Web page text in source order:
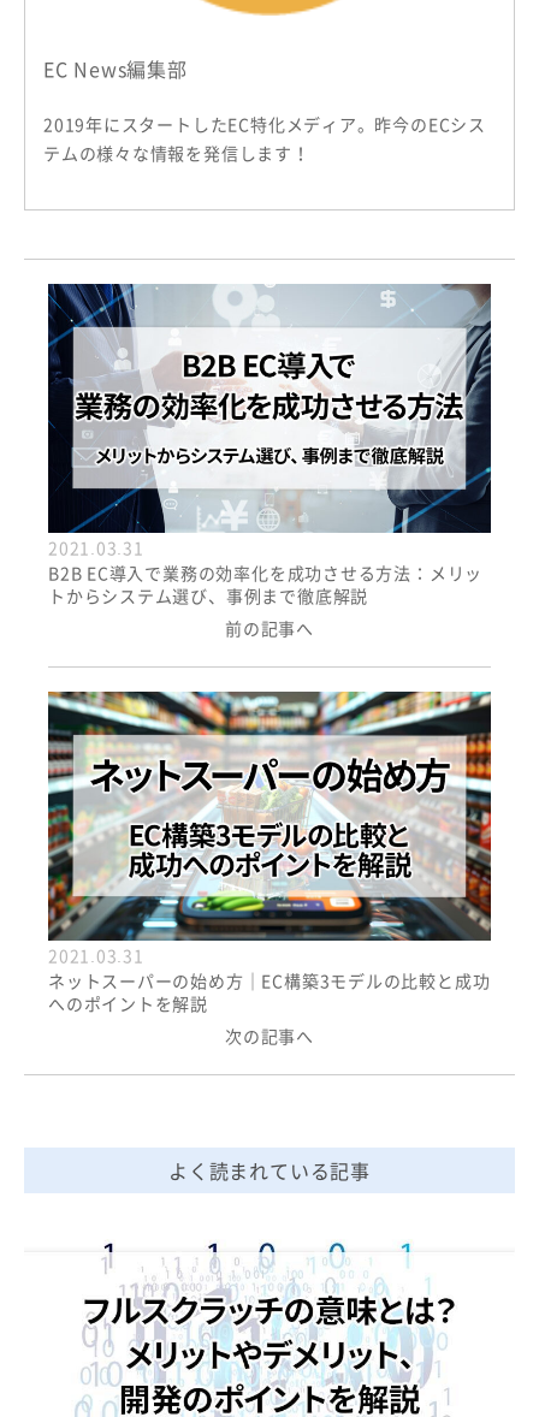
EC News編集部
2019年にスタートしたEC特化メディア。昨今のECシス
テムの様々な情報を発信します！
2021.03.31
B2B EC導入で業務の効率化を成功させる方法：メリッ
トからシステム選び、事例まで徹底解説
前の記事へ
2021.03.31
ネットスーパーの始め方｜EC構築3モデルの比較と成功
へのポイントを解説
次の記事へ
よく読まれている記事